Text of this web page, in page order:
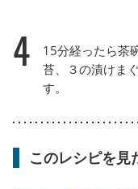
4
15分経ったら茶
苔、３の漬けま
す。
このレシピを見